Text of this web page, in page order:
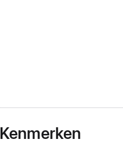
Kenmerken